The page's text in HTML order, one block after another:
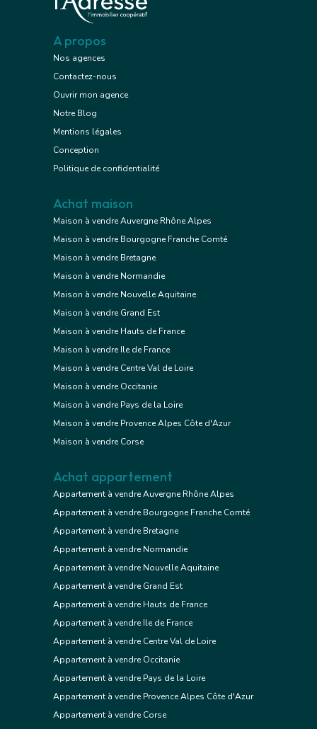
A propos
Nos agences
Contactez-nous
Ouvrir mon agence
Notre Blog
Mentions légales
Conception
Politique de confidentialité
Achat maison
Maison à vendre Auvergne Rhône Alpes
Maison à vendre Bourgogne Franche Comté
Maison à vendre Bretagne
Maison à vendre Normandie
Maison à vendre Nouvelle Aquitaine
Maison à vendre Grand Est
Maison à vendre Hauts de France
Maison à vendre Ile de France
Maison à vendre Centre Val de Loire
Maison à vendre Occitanie
Maison à vendre Pays de la Loire
Maison à vendre Provence Alpes Côte d'Azur
Maison à vendre Corse
Achat appartement
Appartement à vendre Auvergne Rhône Alpes
Appartement à vendre Bourgogne Franche Comté
Appartement à vendre Bretagne
Appartement à vendre Normandie
Appartement à vendre Nouvelle Aquitaine
Appartement à vendre Grand Est
Appartement à vendre Hauts de France
Appartement à vendre Ile de France
Appartement à vendre Centre Val de Loire
Appartement à vendre Occitanie
Appartement à vendre Pays de la Loire
Appartement à vendre Provence Alpes Côte d'Azur
Appartement à vendre Corse